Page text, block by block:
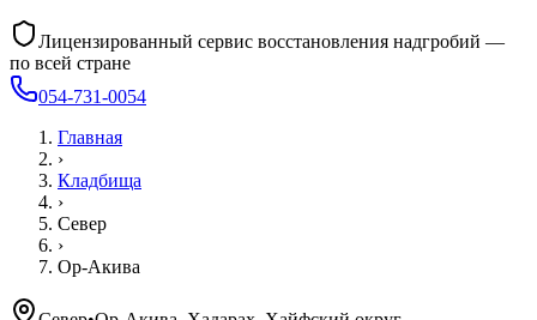
Лицензированный сервис восстановления надгробий —
по всей стране
054-731-0054
Главная
›
Кладбища
›
Север
›
Ор-Акива